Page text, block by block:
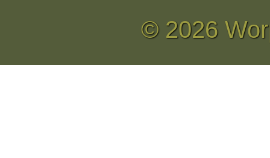
© 2026